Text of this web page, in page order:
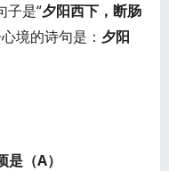
子是“夕阳西下，断肠
境的诗句是： 夕阳
（A）